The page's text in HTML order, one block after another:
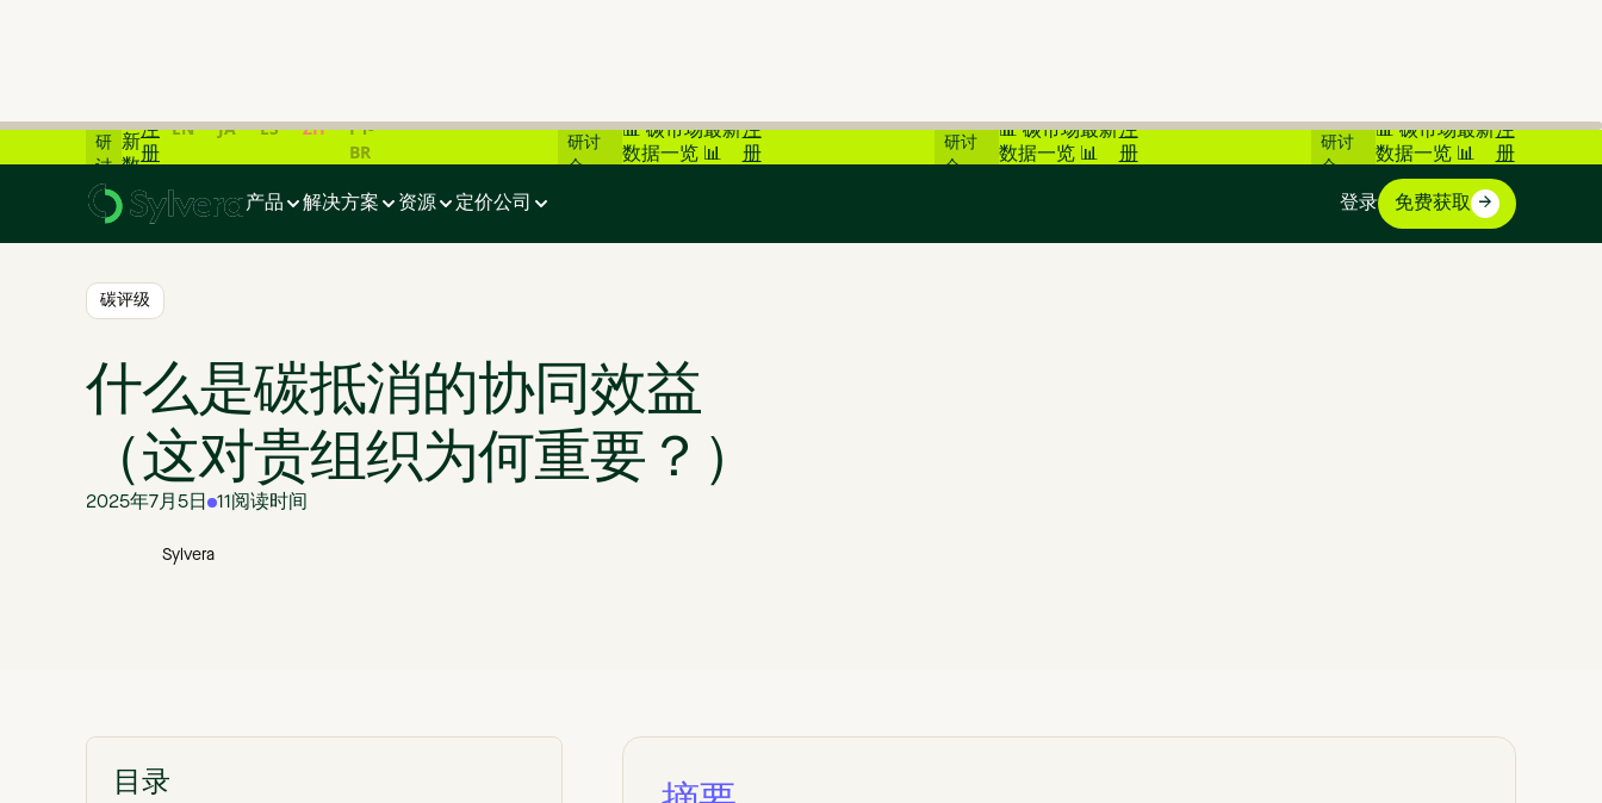
线
研
讨
会
最
新
数
据
一
览
注
册
EN JA ES ZH
PT-
BR
在线
研讨
会
📊 碳市场最新
数据一览 📊
注
册
在线
研讨
会
📊 碳市场最新
数据一览 📊
注
册
在线
研讨
会
📊 碳市场最新
数据一览 📊
注
册
产品 解决方案 资源 定价公司 登录 免费获取
碳评级
什么是碳抵消的协同效益
（这对贵组织为何重要？）
2025年7月5日 11 阅读时间
Sylvera
目录